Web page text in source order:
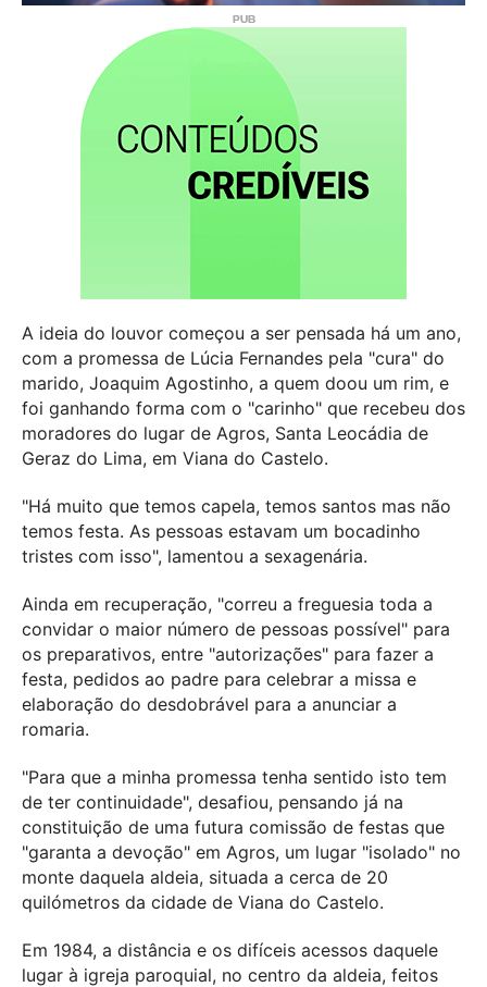
A ideia do louvor começou a ser pensada há um ano,
com a promessa de Lúcia Fernandes pela "cura" do
marido, Joaquim Agostinho, a quem doou um rim, e
foi ganhando forma com o "carinho" que recebeu dos
moradores do lugar de Agros, Santa Leocádia de
Geraz do Lima, em Viana do Castelo.
"Há muito que temos capela, temos santos mas não
temos festa. As pessoas estavam um bocadinho
tristes com isso", lamentou a sexagenária.
Ainda em recuperação, "correu a freguesia toda a
convidar o maior número de pessoas possível" para
os preparativos, entre "autorizações" para fazer a
festa, pedidos ao padre para celebrar a missa e
elaboração do desdobrável para a anunciar a
romaria.
"Para que a minha promessa tenha sentido isto tem
de ter continuidade", desafiou, pensando já na
constituição de uma futura comissão de festas que
"garanta a devoção" em Agros, um lugar "isolado" no
monte daquela aldeia, situada a cerca de 20
quilómetros da cidade de Viana do Castelo.
Em 1984, a distância e os difíceis acessos daquele
lugar à igreja paroquial, no centro da aldeia, feitos